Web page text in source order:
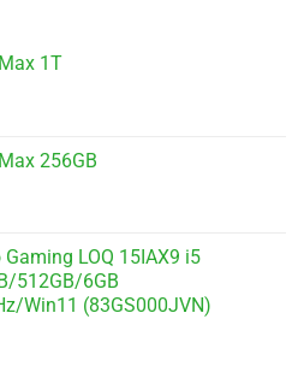
1T
256GB
LOQ 15IAX9 i5
512GB/6GB
Win11 (83GS000JVN)